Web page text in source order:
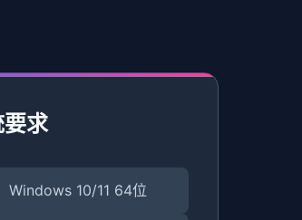
求
Windows 10/11 64位